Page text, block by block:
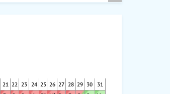
21 22 23 24 25 26 27 28 29 30
31